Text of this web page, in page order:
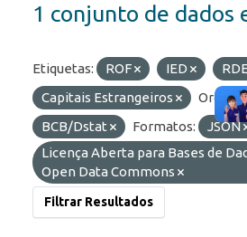
1 conjunto de dados
Etiquetas: ROF IED
RDE
Capitais Estrangeiros
BCB/Dstat
Formatos: JSON
Licença Aberta para Bases de
Open Data Commons
Filtrar Resultados